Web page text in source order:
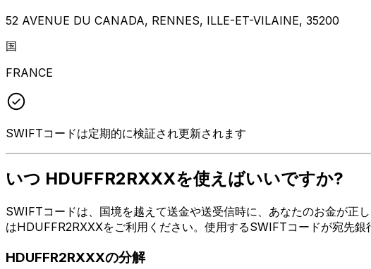
52 AVENUE DU CANADA, RENNES, ILLE-ET-VILAINE, 35200
国
FRANCE
SWIFTコードは定期的に検証され更新されます
いつ HDUFFR2RXXXを使えばいいですか?
SWIFTコードは、国境を越えて送金や送受信時に、あなたのお金が
はHDUFFR2RXXXをご利用ください。使用するSWIFTコードが宛先銀
HDUFFR2RXXXの分解